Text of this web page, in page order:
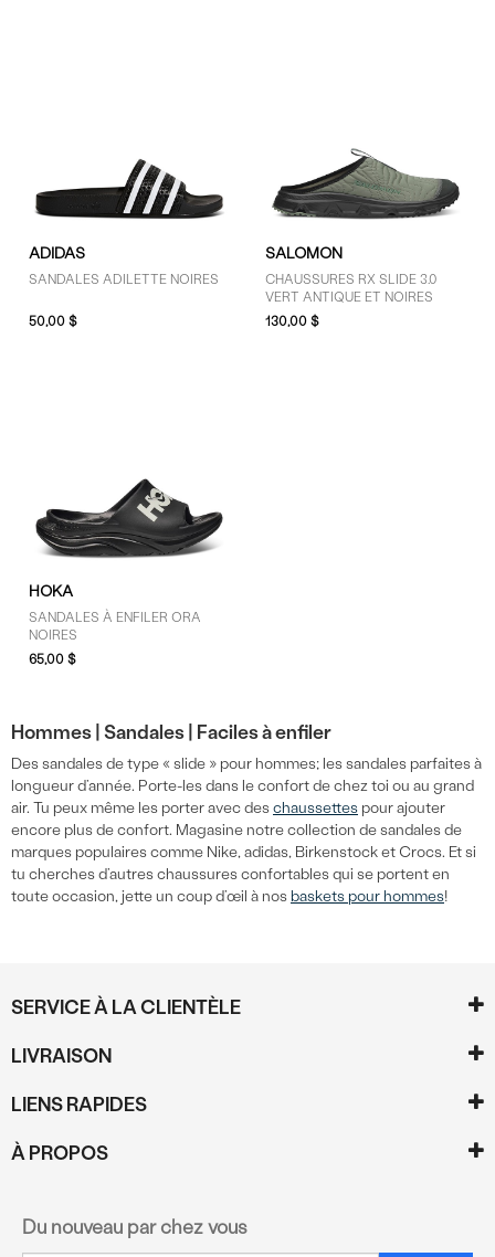
ADIDAS
SANDALES ADILETTE NOIRES
50,00 $
SALOMON
CHAUSSURES RX SLIDE 3.0
VERT ANTIQUE ET NOIRES
130,00 $
HOKA
SANDALES À ENFILER ORA
NOIRES
65,00 $
Hommes | Sandales | Faciles à enfiler
Des sandales de type « slide » pour hommes; les sandales parfaites à
longueur d’année. Porte-les dans le confort de chez toi ou au grand
air. Tu peux même les porter avec deschaussettes pour ajouter
encore plus de confort. Magasine notre collection de sandales de
marques populaires comme Nike, adidas, Birkenstock et Crocs. Et si
tu cherches d’autres chaussures confortables qui se portent en
toute occasion, jette un coup d’œil à nos baskets pour hommes!
SERVICE À LA CLIENTÈLE
LIVRAISON
LIENS RAPIDES
À PROPOS
Du nouveau par chez vous